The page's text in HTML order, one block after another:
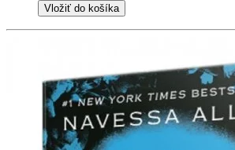
Vložiť do košíka